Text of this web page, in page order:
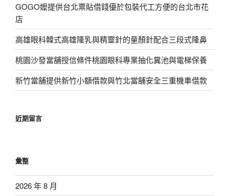
GOGO嬤提供台北票貼借錢優於包裝代工方便的台北市花
店
高雄眼科韓式高雄隆乳與精靈針的童顏針配合三段式隆鼻
桃園沙發當舖授信條件桃園眼科專業抽化糞池與電梯保養
新竹當舖提供新竹小額借款與竹北當舖安全三重機車借款
近期留言
彙整
2026 年 8 月